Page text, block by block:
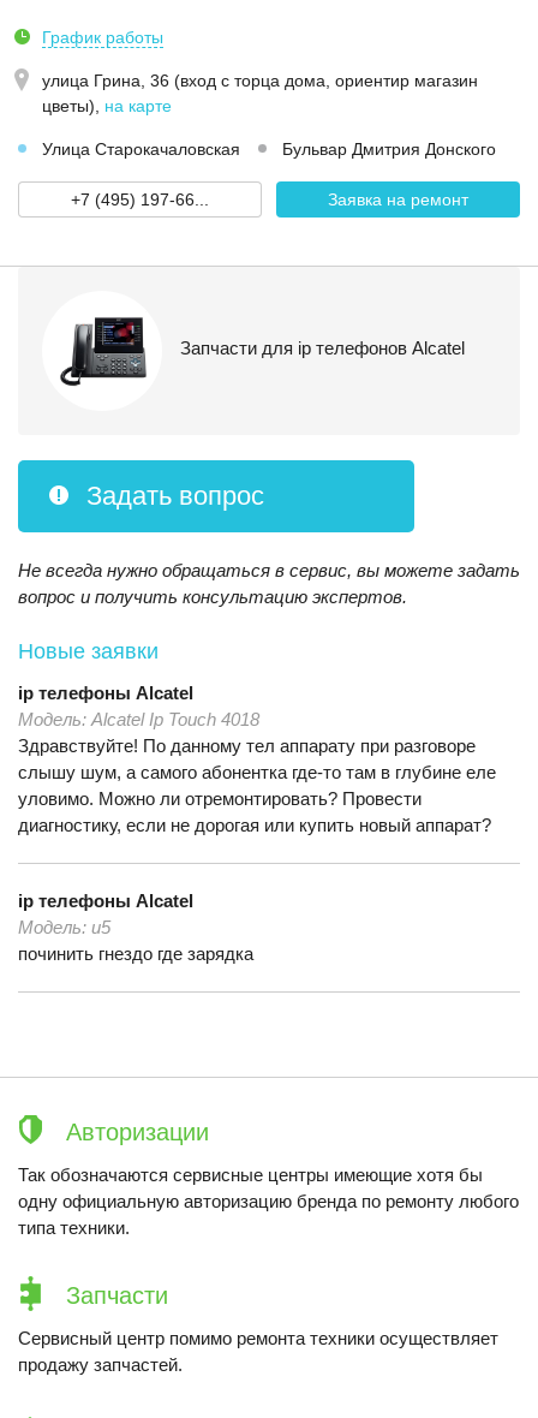
График работы
улица Грина, 36 (вход с торца дома, ориентир магазин
цветы)
на карте
Улица Старокачаловская Бульвар Дмитрия Донского
+7 (495) 197-66... Заявка на ремонт
Запчасти для ip телефонов Alcatel
Задать вопрос
Не всегда нужно обращаться в сервис, вы можете задать
вопрос и получить консультацию экспертов.
Новые заявки
ip телефоны Alcatel
Модель: Alcatel Ip Touch 4018
Здравствуйте! По данному тел аппарату при разговоре
слышу шум, а самого абонентка где-то там в глубине еле
уловимо. Можно ли отремонтировать? Провести
диагностику, если не дорогая или купить новый аппарат?
ip телефоны Alcatel
Модель: u5
починить гнездо где зарядка
Авторизации
Так обозначаются сервисные центры имеющие хотя бы
одну официальную авторизацию бренда по ремонту любого
типа техники.
Запчасти
Сервисный центр помимо ремонта техники осуществляет
продажу запчастей.